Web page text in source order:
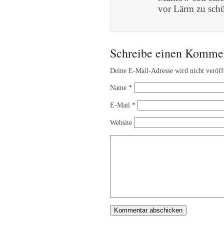
vor Lärm zu
Schreibe einen
Deine E-Mail-Adresse wird nicht
Name *
E-Mail *
Website